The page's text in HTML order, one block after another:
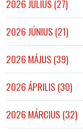
2026 JÚLIUS (27)
2026 JÚNIUS (21)
2026 MÁJUS (39)
2026 ÁPRILIS (30)
2026 MÁRCIUS (32)